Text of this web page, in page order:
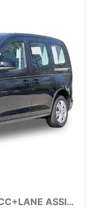
Trend NEUES MODELL+PDC+ACC+LANE ASSIST